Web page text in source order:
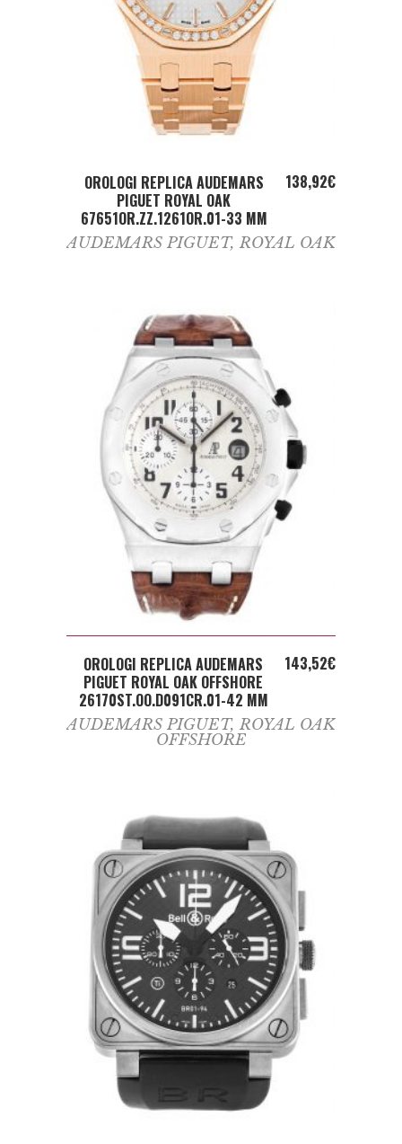
ADD TO CART
OROLOGI REPLICA AUDEMARS
PIGUET ROYAL OAK
67651OR.ZZ.1261OR.01-33 MM
138,92€
AUDEMARS PIGUET, ROYAL OAK
ADD TO CART
OROLOGI REPLICA AUDEMARS
PIGUET ROYAL OAK OFFSHORE
26170ST.OO.D091CR.01-42 MM
143,52€
AUDEMARS PIGUET, ROYAL OAK
OFFSHORE